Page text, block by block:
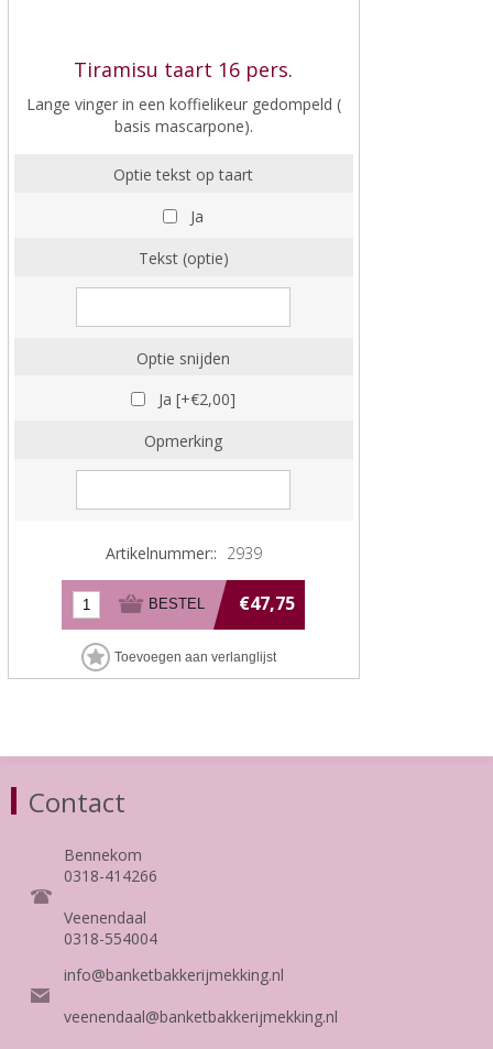
Tiramisu taart 16 pers.
Lange vinger in een koffielikeur gedompeld (
basis mascarpone).
Optie tekst op taart
Ja
Tekst (optie)
Optie snijden
Ja [+€2,00]
Opmerking
Artikelnummer:: 2939
€47,75
Contact
Bennekom
0318-414266
Veenendaal
0318-554004
info@banketbakkerijmekking.nl
veenendaal@banketbakkerijmekking.nl